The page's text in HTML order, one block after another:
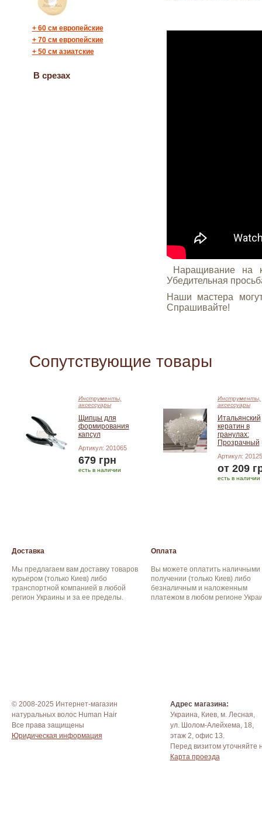
+60 см европейские
+70 см европейские
+50 см азиатские
В срезах
Наращивание на
Убедительная
Наши мастера
Спрашивайте!
Сопутствующие товары
Инструменты,
аксессуары
Щипцы для
формирования
капсул
Артикул: 201065
679 грн
есть в наличии
Инструменты,
аксессуары
Итальянский
кератин в
гранулах:
Прозрачный
Артикул:
от 209
есть в наличии
Доставка
Мы предлагаем вам доставку товаров
курьером (только Киев) либо
транспортной компанией в любой
регион Украины и за ее пределы.
Оплата
Вы можете оплатить наличными
получении (только Киев) либо
безналичным и наложенным
платежом в любом регионе
© 2008-2025 Интернет-магазин
натуральных волос Human Hair
Все права защищены
Юридическая информация
Адрес магазина:
Украина, Киев, м. Лесная,
ул. Шолом-Алейхема, 18,
этаж 2, офис 13.
Перед визитом уточняйте
Карта проезда